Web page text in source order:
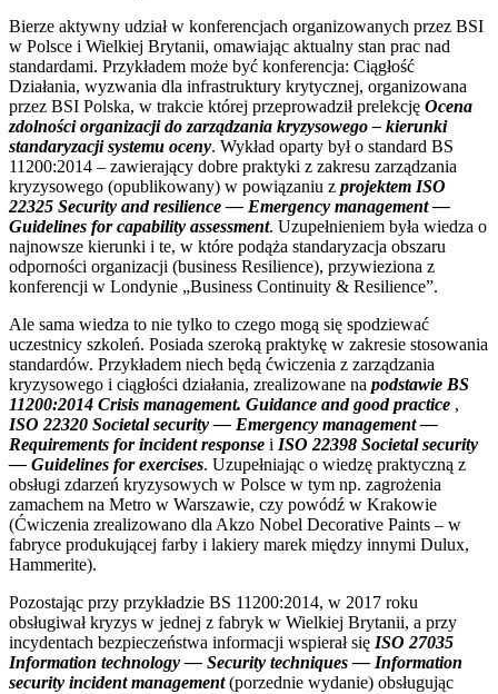
Bierze aktywny udział w konferencjach organizowanych przez BSI
w Polsce i Wielkiej Brytanii, omawiając aktualny stan prac nad
standardami. Przykładem może być konferencja: Ciągłość
Działania, wyzwania dla infrastruktury krytycznej, organizowana
przez BSI Polska, w trakcie której przeprowadził prelekcję Ocena
zdolności organizacji do zarządzania kryzysowego – kierunki
standaryzacji systemu oceny. Wykład oparty był o standard BS
11200:2014 – zawierający dobre praktyki z zakresu zarządzania
kryzysowego (opublikowany) w powiązaniu z projektem ISO
22325 Security and resilience — Emergency management —
Guidelines for capability assessment. Uzupełnieniem była wiedza o
najnowsze kierunki i te, w które podąża standaryzacja obszaru
odporności organizacji (business Resilience), przywieziona z
konferencji w Londynie „Business Continuity & Resilience”.
Ale sama wiedza to nie tylko to czego mogą się spodziewać
uczestnicy szkoleń. Posiada szeroką praktykę w zakresie stosowania
standardów. Przykładem niech będą ćwiczenia z zarządzania
kryzysowego i ciągłości działania, zrealizowane na podstawie BS
11200:2014 Crisis management. Guidance and good practice ,
ISO 22320 Societal security — Emergency management —
Requirements for incident response i ISO 22398 Societal security
— Guidelines for exercises. Uzupełniając o wiedzę praktyczną z
obsługi zdarzeń kryzysowych w Polsce w tym np. zagrożenia
zamachem na Metro w Warszawie, czy powódź w Krakowie
(Ćwiczenia zrealizowano dla Akzo Nobel Decorative Paints – w
fabryce produkującej farby i lakiery marek między innymi Dulux,
Hammerite).
Pozostając przy przykładzie BS 11200:2014, w 2017 roku
obsługiwał kryzys w jednej z fabryk w Wielkiej Brytanii, a przy
incydentach bezpieczeństwa informacji wspierał się ISO 27035
Information technology — Security techniques — Information
security incident management(porzednie wydanie) obsługując